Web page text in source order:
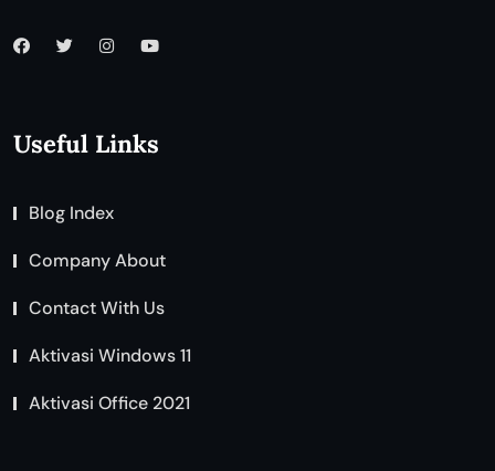
Useful Links
Blog Index
Company About
Contact With Us
Aktivasi Windows 11
Aktivasi Office 2021